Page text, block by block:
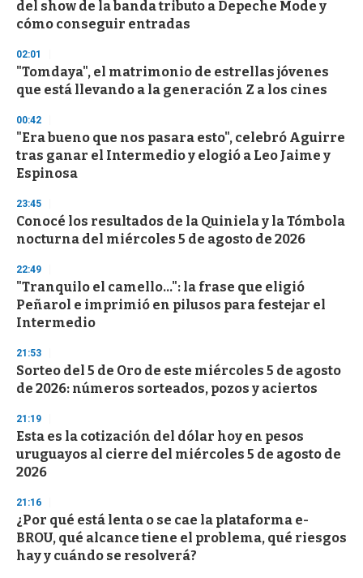
f
3
s
e
o
d
s
del show de la banda tributo a Depeche Mode y
cómo conseguir entradas
02:01
"Tomdaya", el matrimonio de estrellas jóvenes
que está llevando a la generación Z a los cines
00:42
"Era bueno que nos pasara esto", celebró Aguirre
tras ganar el Intermedio y elogió a Leo Jaime y
Espinosa
23:45
Conocé los resultados de la Quiniela y la Tómbola
nocturna del miércoles 5 de agosto de 2026
22:49
"Tranquilo el camello...": la frase que eligió
Peñarol e imprimió en pilusos para festejar el
Intermedio
21:53
Sorteo del 5 de Oro de este miércoles 5 de agosto
de 2026: números sorteados, pozos y aciertos
21:19
Esta es la cotización del dólar hoy en pesos
uruguayos al cierre del miércoles 5 de agosto de
2026
21:16
¿Por qué está lenta o se cae la plataforma e-
BROU, qué alcance tiene el problema, qué riesgos
hay y cuándo se resolverá?